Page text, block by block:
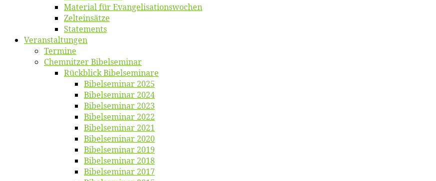
Ma­te­ri­al für Evangelisationswochen
Zelt­ein­sät­ze
State­ments
Ver­an­stal­tun­gen
Ter­mi­ne
Chemnit­zer Bibelseminar
Rück­blick Bibelseminare
Bi­bel­se­mi­nar 2025
Bi­bel­se­mi­nar 2024
Bi­bel­se­mi­nar 2023
Bi­bel­se­mi­nar 2022
Bi­bel­se­mi­nar 2021
Bi­bel­se­mi­nar 2020
Bi­bel­se­mi­nar 2019
Bi­bel­se­mi­nar 2018
Bibelsemi­nar 2017